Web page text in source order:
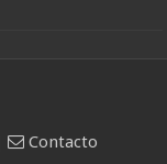
Contacto